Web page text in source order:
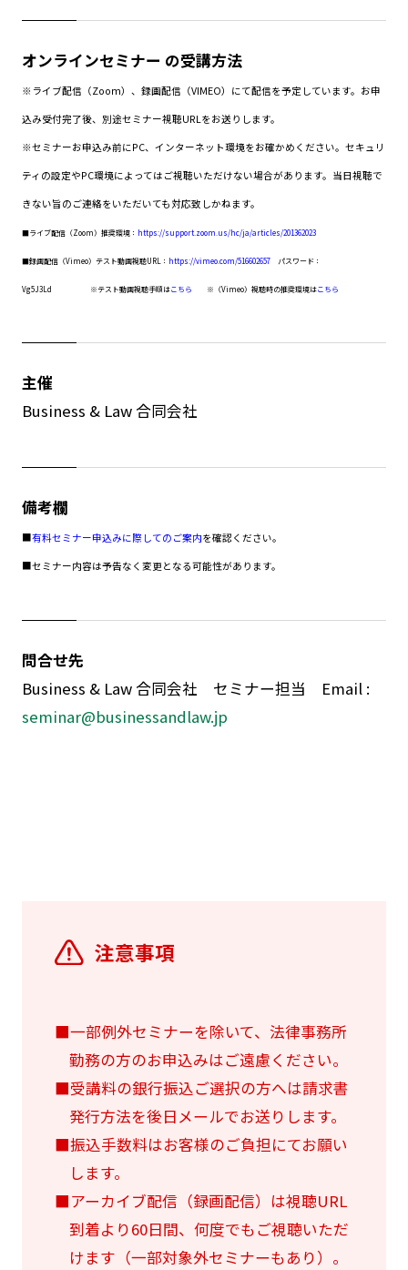
オンラインセミナー の受講方法
※ライブ配信（Zoom）、録画配信（VIMEO）にて配信を予定しています。お申
込み受付完了後、別途セミナー視聴URLをお送りします。
※セミナーお申込み前にPC、インターネット環境をお確かめください。セキュリ
ティの設定やPC環境によってはご視聴いただけない場合があります。当日視聴で
きない旨のご連絡をいただいても対応致しかねます。
■ライブ配信（Zoom）推奨環境： https://support.zoom.us/hc/ja/articles/201362023
■録画配信（Vimeo）テスト動画視聴URL： https://vimeo.com/516602657パスワード：
Vg5J3Ld ※テスト動画視聴手順はこちら ※（Vimeo）視聴時の推奨環境はこちら
主催
Business & Law 合同会社
備考欄
■有料セミナー申込みに際してのご案内を確認ください。
■セミナー内容は予告なく変更となる可能性があります。
問合せ先
Business & Law 合同会社 セミナー担当 Email :
seminar@businessandlaw.jp
注意事項
■一部例外セミナーを除いて、法律事務所
勤務の方のお申込みはご遠慮ください。
■受講料の銀行振込ご選択の方へは請求書
発行方法を後日メールでお送りします。
■振込手数料はお客様のご負担にてお願い
します。
■アーカイブ配信（録画配信）は視聴URL
到着より60日間、何度でもご視聴いただ
けます（一部対象外セミナーもあり）。